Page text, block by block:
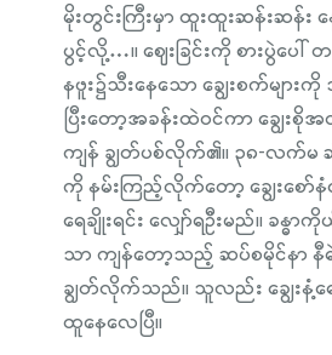
မိုးတွင်းကြီးမှာ ထူးထူးဆန်းဆန်း
ပွင့်လို့…။ ဈေးခြင်းကို စားပွဲပေါ်
နဖူး၌သီးနေသော ချွေးစက်မျ
ပြီးတော့အခန်းထဲဝင်ကာ ချွေးစို
ကျန် ချွတ်ပစ်လိုက်၏။ ၃၈-လက်မ
ကို နမ်းကြည့်လိုက်တော့ ချွေးစော်နံ
ရေချိုးရင်း လျှော်ရဦးမည်။ ခန္
သာ ကျန်တော့သည့် ဆပ်စမိုင်နာ နီ
ချွတ်လိုက်သည်။ သူလည်း ချွေးနံ့ရ
ထူနေလေပြီ။